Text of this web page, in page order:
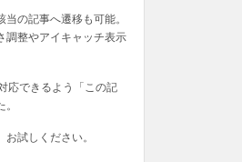
の記事へ遷移も可能。
調整やアイキャッチ表示
応できるよう「この記
試しください。